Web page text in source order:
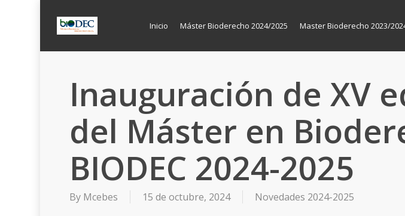
Inicio Máster Bioderecho 2024/2025 Master Bioderecho 2023/
Inauguración de XV
del Máster en
BIODEC 2024-2025
By Mcebes 15 de octubre, 2024 Novedades 2024-2025